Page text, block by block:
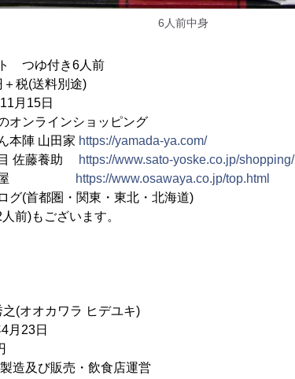
6人前中身
つゆ付き6人前
(送料別途)
月15日
ンラインショッピング
山田家 https://yamada-ya.com/
藤養助
https://www.sato-yoske.co.jp/shopping/
屋
https://www.osawaya.co.jp/top.html
グ(首都圏・関東・東北・北海道)
前)もございます。
(オオカワラ ヒデユキ)
23日
造及び販売・飲食店運営